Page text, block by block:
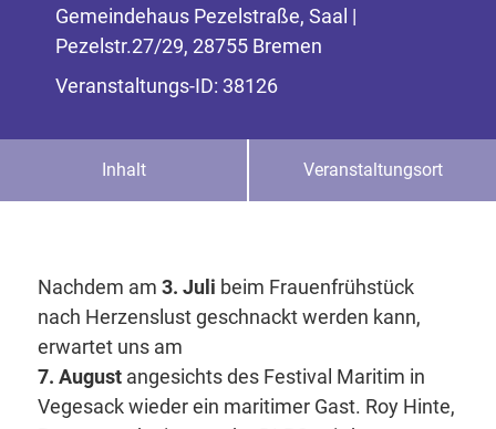
Gemeindehaus Pezelstraße, Saal |
Pezelstr.27/29, 28755 Bremen
Veranstaltungs-ID: 38126
Inhalt Veranstaltungsort
Nachdem am 3. Juli beim Frauenfrühstück
nach Herzenslust geschnackt werden kann,
erwartet uns am
7. Augustangesichts des Festival Maritim in
Vegesack wieder ein maritimer Gast. Roy Hinte,